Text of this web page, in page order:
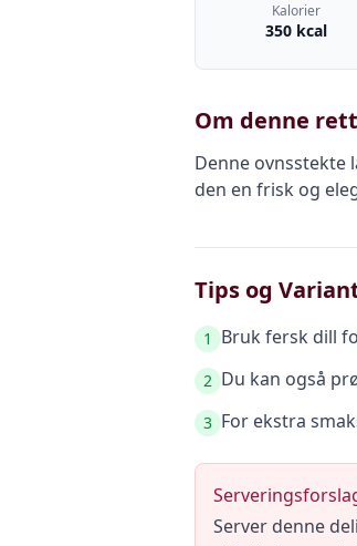
Kalorier
350 kcal
Om denne
Denne ovnsstekte
den en frisk og
Tips og
1 Bruk fersk dill
2 Du kan også
3 For ekstra
Server denne